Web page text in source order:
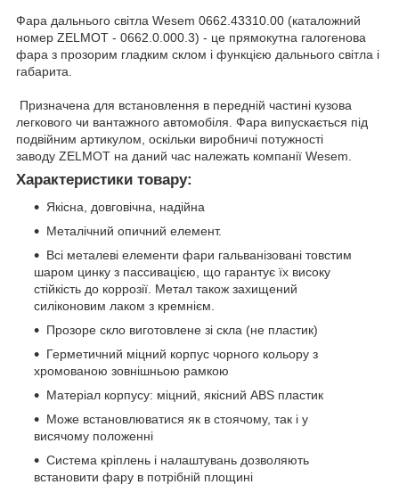
Фара дальнього світла Wesem 0662.43310.00 (каталожний
номер ZELMOT - 0662.0.000.3) - це прямокутна галогенова
фара з прозорим гладким склом і функцією дальнього світла і
габарита.
Призначена для встановлення в передній частині кузова
легкового чи вантажного автомобіля. Фара випускається під
подвійним артикулом, оскільки виробничі потужності
заводу ZELMOT на даний час належать компанії Wesem.
Характеристики товару:
Якісна, довговічна, надійна
Металічний опичний елемент.
Всі металеві елементи фари гальванізовані товстим
шаром цинку з пассивацією, що гарантує їх високу
стійкість до коррозії. Метал також захищений
силіконовим лаком з кремнієм.
Прозоре скло виготовлене зі скла (не пластик)
Герметичний міцний корпус чорного кольору з
хромованою зовнішньою рамкою
Матеріал корпусу: міцний, якісний ABS пластик
Може встановлюватися як в стоячому, так і у
висячому положенні
Система кріплень і налаштувань дозволяють
встановити фару в потрібній площині